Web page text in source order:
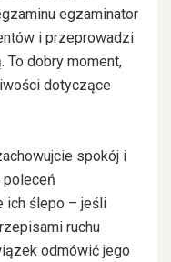
egzaminator
i przeprowadzi
To dobry moment,
dotyczące
spokój i
poleceń
ich ślepo – jeśli
ruchu
odmówić jego